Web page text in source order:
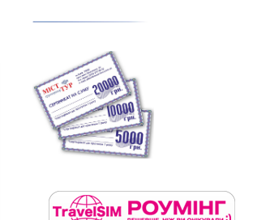
Show larger version